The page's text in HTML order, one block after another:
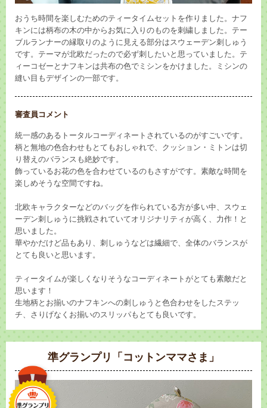
おうち時間を楽しむためのティータイムセットを作りました。ナフ
キンには柄布の木の中からお気に入りのものを刺繍しました。テー
ブルランナーの縁取りのように見える部分はスウェーデン刺しゅう
です。テーマが北欧だったので必ず刺したいと思っていました。テ
ィーコゼーとナフキンは共布の色でミシンをかけました。ミシンの
縫い目もデザインの一部です。
審査員コメント
統一感のあるトータルコーディネートされているのがすごいです。
柄と無地の色合わせもとてもおしゃれで、クッション・ミトンは切
り替えのバランスも絶妙です。
飾っているお花の色を合わせているのもさすがです。素敵な時間を
楽しめそうな空間ですね。
北欧キャラクターなどのバッグを作られている方が多い中、スウェ
ーデン刺しゅうに挑戦されていてオリジナリティが高く、力作！と
思いました。
華やかだけど品もあり、刺しゅうなどは繊細で、全体のバランスが
とても良いと思います。
ティータイムが楽しくなりそうなコーディネートがとても素敵だと
思います！
生地柄とお揃いのナフキンへの刺しゅうと色合わせをしたステッ
チ、さりげなくお揃いのスリッパもとても良いです。
準グランプリ「コットンママさま」